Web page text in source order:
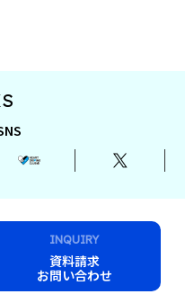
INQUIRY
資料請求
お問い合わせ